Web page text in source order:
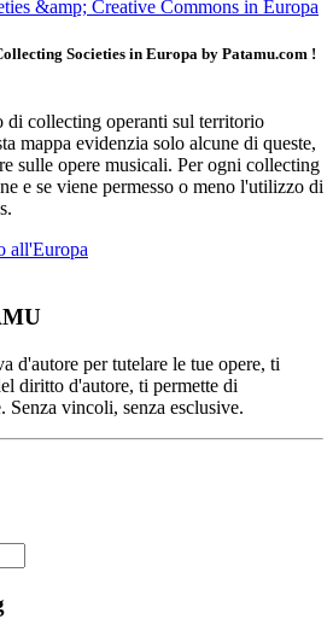
Societies in Europa by Patamu.com !
di collecting operanti sul territorio
mappa evidenzia solo alcune di queste,
sulle opere musicali. Per ogni collecting
e se viene permesso o meno l'utilizzo di
all'Europa
d'autore per tutelare le tue opere, ti
diritto d'autore, ti permette di
Senza vincoli, senza esclusive.